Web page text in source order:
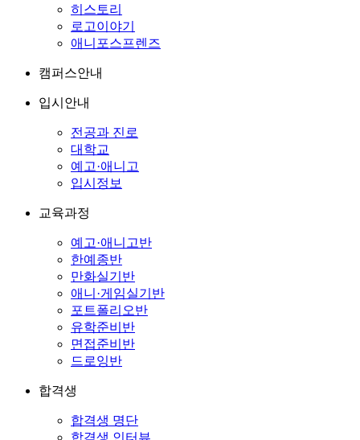
히스토리
로고이야기
애니포스프렌즈
캠퍼스안내
입시안내
전공과 진로
대학교
예고·애니고
입시정보
교육과정
예고·애니고반
한예종반
만화실기반
애니·게임실기반
포트폴리오반
유학준비반
면접준비반
드로잉반
합격생
합격생 명단
합격생 인터뷰